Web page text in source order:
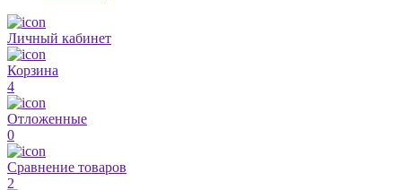
Личный кабинет
Корзина
4
Отложенные
0
Сравнение товаров
2